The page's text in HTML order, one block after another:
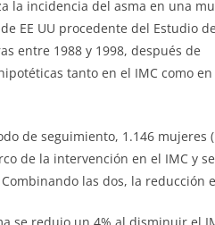
la incidencia del asma en una
EE UU procedente del Estudio
entre 1988 y 1998, después de
tanto en el IMC como en
de seguimiento, 1.146 mujeres
de la intervención en el IMC y
las dos, la